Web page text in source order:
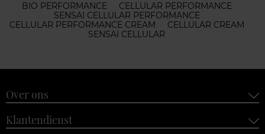
BIO PERFORMANCE
CELLULAR PERFORMANCE
SENSAI CELLULAR PERFORMANCE
CELLULAR PERFORMANCE CREAM
CELLULAR CREAM
SENSAI CELLULAR
Over ons
Klantendienst